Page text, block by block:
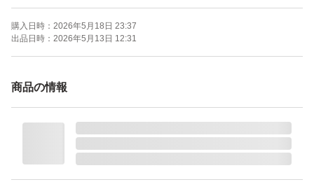
購入日時： 2026年5月18日 23:37
出品日時： 2026年5月13日 12:31
商品の情報